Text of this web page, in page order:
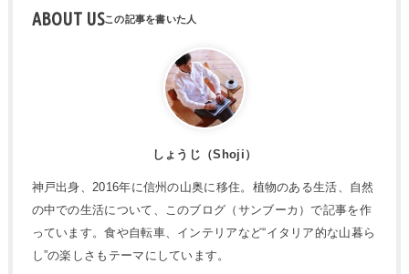
ABOUT US
しょうじ（Shoji）
神戸出身、2016年に信州の山奥に移住。植物のある生活、自然
の中での生活について、このブログ（サンブーカ）で記事を作
っています。食や自転車、インテリアなど“イタリア的な山暮ら
し”の楽しさもテーマにしています。